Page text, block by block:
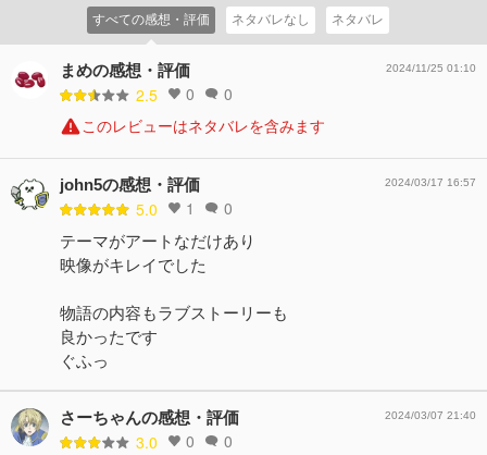
コメント2件拍手0回
けそう。 「せっかく一緒にやれんのに……むしろ関係悪化
してねえ！？」すっかり落ち込む和哉だが、そんな時、あ
る人物に遭遇して……。
コメント2件拍手0回
すべての感想・評価 ネタバレなし ネタバレ
まめの感想・評価
2.5 0 0
2024/11/25 01:10
このレビューはネタバレを含みます
john5の感想・評価
5.0 1 0
2024/03/17 16:57
テーマがアートなだけあり
映像がキレイでした
物語の内容もラブストーリーも
良かったです
ぐふっ
さーちゃんの感想・評価
3.0 0 0
2024/03/07 21:40